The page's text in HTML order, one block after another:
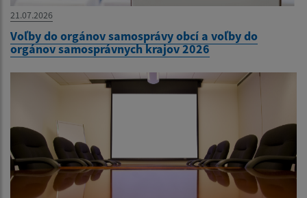
21.07.2026
Voľby do orgánov samosprávy obcí a voľby do
orgánov samosprávnych krajov 2026